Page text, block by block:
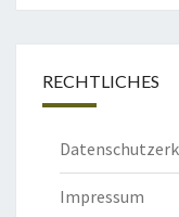
RECHTLICHES
Impressum